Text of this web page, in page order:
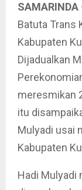
SAMARINDA
Batuta Trans
Kabupaten
Dijadualkan
meresmikan
itu
Mulyadi usai
Kabupaten
Hadi Mulyadi